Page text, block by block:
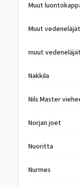
Muut
Muut vedeneläjät
muut vedeneläjät
Nakkila
Nils Master
Norjan joet
Nuoritta
Nurmes